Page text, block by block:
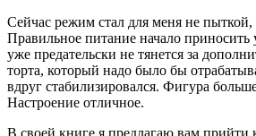
Сейчас режим стал для меня не
Правильное питание начало приносить
уже предательски не тянется за
торта, который надо было бы
вдруг стабилизировался. Фигура
Настроение отличное.
В своей книге я предлагаю вам прийти